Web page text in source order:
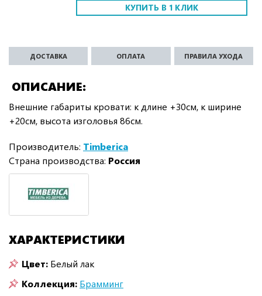
КУПИТЬ В 1 КЛИК
ОПИСАНИЕ
ДОСТАВКА ОПЛАТА ПРАВИЛА УХОДА
Внешние габариты кровати: к длине +30см, к ширине
+20см, высота изголовья 86см.
Производитель: Timberica
Страна производства: Россия
ХАРАКТЕРИСТИКИ
Цвет: Белый лак
Коллекция: Брамминг